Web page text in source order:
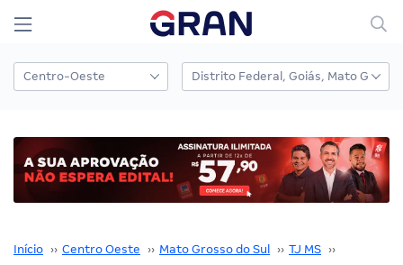
Início ›› Centro Oeste ›› Mato Grosso do Sul ›› TJ MS ››